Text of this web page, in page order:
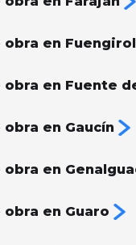
obra en
en Fuente
en Gaucín
en
en Guaro